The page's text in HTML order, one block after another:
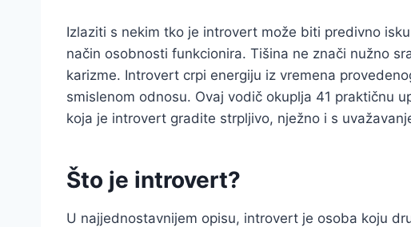
Izlaziti s nekim tko je introvert može biti predivno
način osobnosti funkcionira. Tišina ne znači nužno
karizme. Introvert crpi energiju iz vremena
smislenom odnosu. Ovaj vodič okuplja 41 praktičnu
koja je introvert gradite strpljivo, nježno i s
Što je introvert?
U najjednostavnijem opisu, introvert je osoba koju